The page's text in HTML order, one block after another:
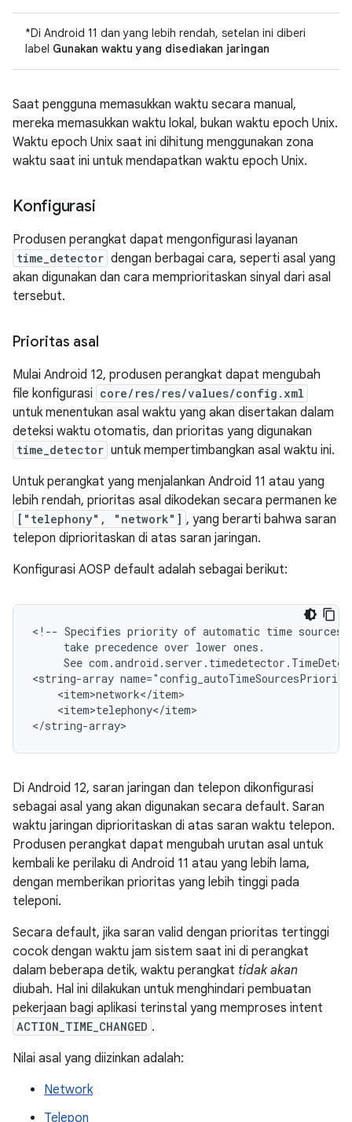
*Di Android 11 dan yang lebih rendah, setelan ini diberi
label Gunakan waktu yang disediakan jaringan
Saat pengguna memasukkan waktu secara manual,
mereka memasukkan waktu lokal, bukan waktu epoch Unix.
Waktu epoch Unix saat ini dihitung menggunakan zona
waktu saat ini untuk mendapatkan waktu epoch Unix.
Konfigurasi
Produsen perangkat dapat mengonfigurasi layanan
time_detector dengan berbagai cara, seperti asal yang
akan digunakan dan cara memprioritaskan sinyal dari asal
tersebut.
Prioritas asal
Mulai Android 12, produsen perangkat dapat mengubah
file konfigurasi core/res/res/values/config.xml
untuk menentukan asal waktu yang akan disertakan dalam
deteksi waktu otomatis, dan prioritas yang digunakan
time_detector untuk mempertimbangkan asal waktu ini.
Untuk perangkat yang menjalankan Android 11 atau yang
lebih rendah, prioritas asal dikodekan secara permanen ke
["telephony", "network"] , yang berarti bahwa saran
telepon diprioritaskan di atas saran jaringan.
Konfigurasi AOSP default adalah sebagai berikut:
<!-- Specifies priority of automatic time
     take precedence over lower ones.
See
<string-array
    <item>network</item>
    <item>telephony</item>
Di Android 12, saran jaringan dan telepon dikonfigurasi
sebagai asal yang akan digunakan secara default. Saran
waktu jaringan diprioritaskan di atas saran waktu telepon.
Produsen perangkat dapat mengubah urutan asal untuk
kembali ke perilaku di Android 11 atau yang lebih lama,
dengan memberikan prioritas yang lebih tinggi pada
teleponi.
Secara default, jika saran valid dengan prioritas tertinggi
cocok dengan waktu jam sistem saat ini di perangkat
dalam beberapa detik, waktu perangkat tidak akan
diubah. Hal ini dilakukan untuk menghindari pembuatan
pekerjaan bagi aplikasi terinstal yang memproses intent
ACTION_TIME_CHANGED .
Nilai asal yang diizinkan adalah:
Network
Telepon